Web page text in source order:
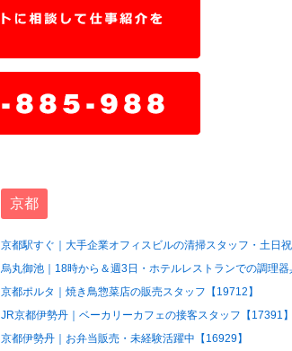
京都
京都駅すぐ｜大手企業オフィスビルの清掃スタッフ・土日祝
烏丸御池｜18時から＆週3日・ホテルレストランでの調理器
京都ポルタ｜焼き鳥惣菜店の販売スタッフ【19712】
JR京都伊勢丹｜ベーカリーカフェの接客スタッフ【17391】
京都伊勢丹｜お弁当販売・未経験活躍中【16929】